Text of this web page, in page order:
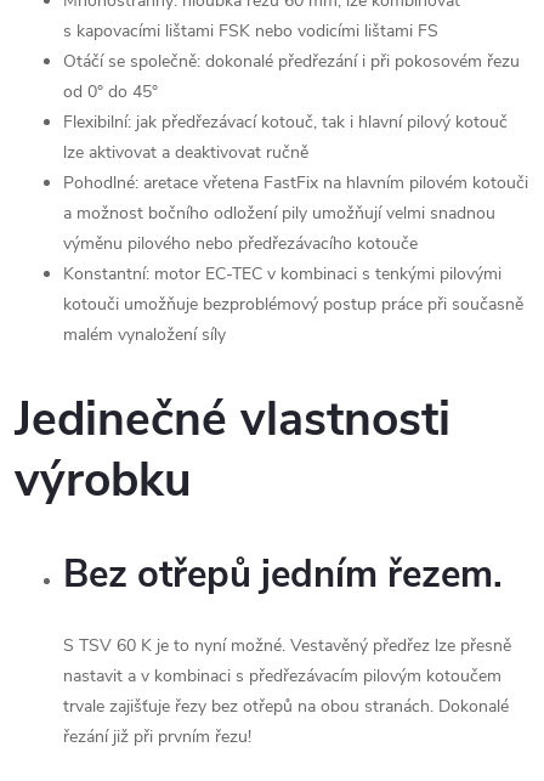
s kapovacími lištami FSK nebo vodicími lištami FS
Otáčí se společně: dokonalé předřezání i při pokosovém řezu
od 0° do 45°
Flexibilní: jak předřezávací kotouč, tak i hlavní pilový kotouč
lze aktivovat a deaktivovat ručně
Pohodlné: aretace vřetena FastFix na hlavním pilovém kotouči
a možnost bočního odložení pily umožňují velmi snadnou
výměnu pilového nebo předřezávacího kotouče
Konstantní: motor EC-TEC v kombinaci s tenkými pilovými
kotouči umožňuje bezproblémový postup práce při současně
malém vynaložení síly
Jedinečné vlastnosti
výrobku
Bez otřepů jedním řezem.
S TSV 60 K je to nyní možné. Vestavěný předřez lze přesně
nastavit a v kombinaci s předřezávacím pilovým kotoučem
trvale zajišťuje řezy bez otřepů na obou stranách. Dokonalé
řezání již při prvním řezu!